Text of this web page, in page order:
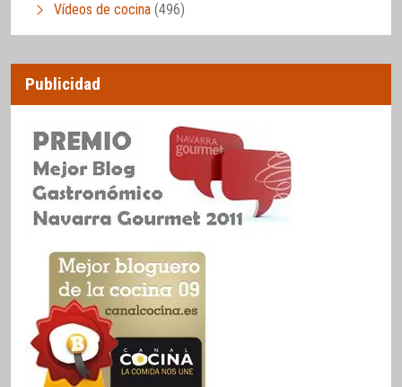
Vídeos de cocina (496)
Publicidad